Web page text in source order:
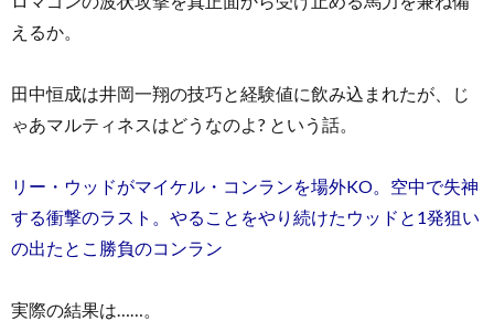
えるか。
田中恒成は井岡一翔の技巧と経験値に飲み込まれたが、じ
ゃあマルティネスはどうなのよ? という話。
リー・ウッドがマイケル・コンランを場外KO。空中で失神
する衝撃のラスト。やることをやり続けたウッドと1発狙い
の出たとこ勝負のコンラン
実際の結果は……。